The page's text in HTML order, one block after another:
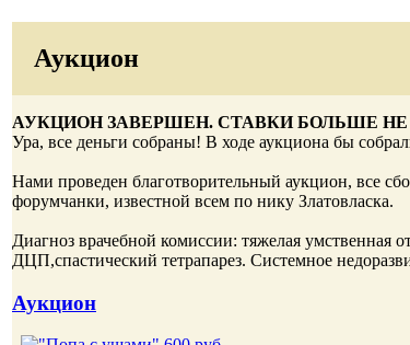
Аукцион
АУКЦИОН ЗАВЕРШЕН. СТАВКИ БОЛЬШЕ
Ура, все деньги собраны! В ходе аукциона бы
Нами проведен благотворительный аукцион, все
форумчанки, известной всем по нику Златовласка.
Диагноз врачебной комиссии: тяжелая умственная
ДЦП,спастический тетрапарез. Системное
Аукцион